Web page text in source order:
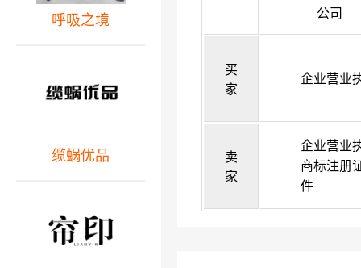
公司
买
家
企业营业
卖
家
企业营业
商标注册
件
呼吸之境
缆蜗优品